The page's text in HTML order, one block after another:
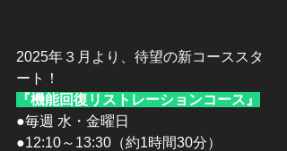
2025年３月より、待望の新コーススタ
ート！
『機能回復リストレーションコース』
●毎週 水・金曜日
●12:10～13:30（約1時間30分）